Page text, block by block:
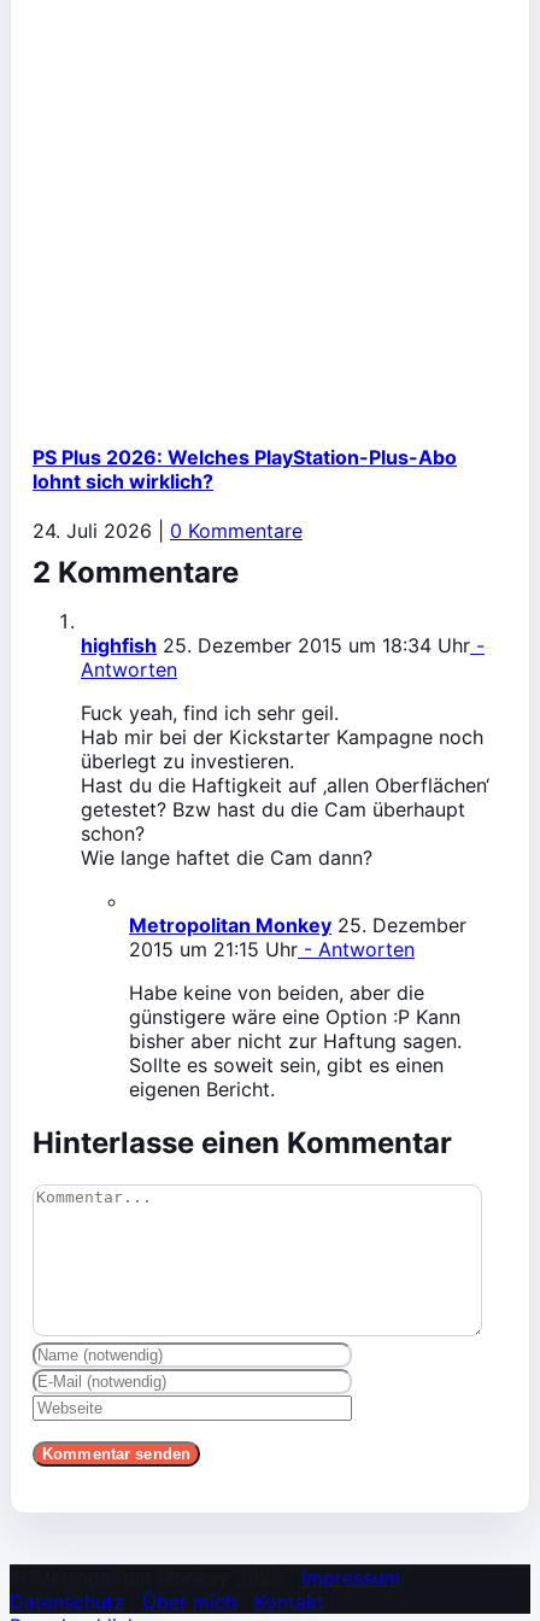
PS Plus 2026: Welches PlayStation-Plus-Abo
lohnt sich wirklich?
24. Juli 2026 0 Kommentare
2 Kommentare
highfish 25. Dezember 2015 um 18:34 Uhr -
Antworten
Fuck yeah, find ich sehr geil.
Hab mir bei der Kickstarter Kampagne noch
überlegt zu investieren.
Hast du die Haftigkeit auf ‚allen Oberflächen‘
getestet? Bzw hast du die Cam überhaupt
schon?
Wie lange haftet die Cam dann?
Metropolitan Monkey 25. Dezember
2015 um 21:15 Uhr - Antworten
Habe keine von beiden, aber die
günstigere wäre eine Option :P Kann
bisher aber nicht zur Haftung sagen.
Sollte es soweit sein, gibt es einen
eigenen Bericht.
Hinterlasse einen Kommentar
Kommentar
Impressum
Datenschutz
Über mich Kontakt